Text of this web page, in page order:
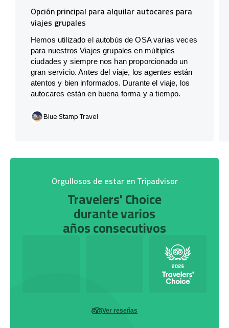
Opción principal para alquilar autocares para
viajes grupales
Hemos utilizado el autobús de OSA varias veces
para nuestros Viajes grupales en múltiples
ciudades y siempre nos han proporcionado un
gran servicio. Antes del viaje, los agentes están
atentos y bien informados. Durante el viaje, los
autocares están en buena forma y a tiempo.
Blue Stamp Travel
Orgullosos de estar en Tripadvisor
Travelers' Choice
durante varios
años consecutivos
Ver reseñas